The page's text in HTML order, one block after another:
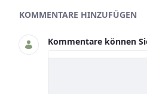
Asset-Herausgeber
KOMMENTARE HINZUFÜGEN
Kommentare können